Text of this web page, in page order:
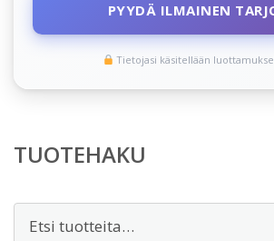
PYYDÄ ILMAINEN
Tietojasi käsitellään
TUOTEHAKU